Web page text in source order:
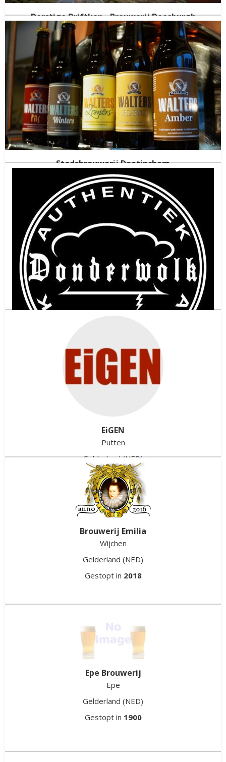
Dorstige Driftkop - Brouwerij Doesburgh
Doesburg
Gelderland (NED)
Gestopt in 2025
Stadsbrouwerij Doetinchem
Doetinchem
Gelderland
(NED)
Brouwerij Donderwolk
Gestopt in2019
EiGEN
Putten
Gelderland (NED)
Gestopt in2021
Brouwerij Emilia
Wijchen
Gelderland (NED)
Gestopt in 2018
Epe Brouwerij
Epe
Gelderland (NED)
Gestopt in 1900